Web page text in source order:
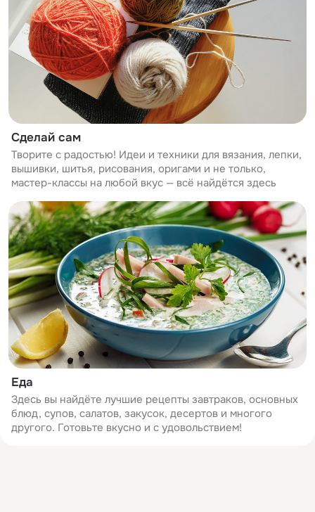
Сделай сам
Творите с радостью! Идеи и техники для вязания, лепки,
вышивки, шитья, рисования, оригами и не только,
мастер-классы на любой вкус — всё найдётся здесь
Еда
Здесь вы найдёте лучшие рецепты завтраков, основных
блюд, супов, салатов, закусок, десертов и многого
другого. Готовьте вкусно и с удовольствием!